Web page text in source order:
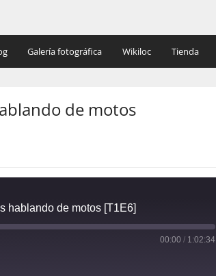
Galería fotográfica Wikiloc Tienda
de motos
hablando de motos [T1E6]
00:00 / 1:02:34